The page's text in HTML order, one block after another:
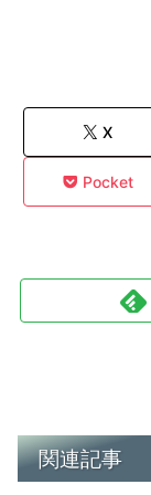
X
Pocket
関連記事